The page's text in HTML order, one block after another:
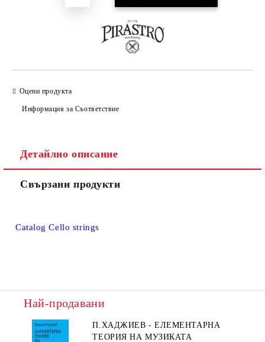
Оцени продукта
Информация за Съответствие
Детайлно описание
Свързани продукти
Catalog Cello strings
Най-продавани
П.ХАДЖИЕВ - ЕЛЕМЕНТАРНА
ТЕОРИЯ НА МУЗИКАТА